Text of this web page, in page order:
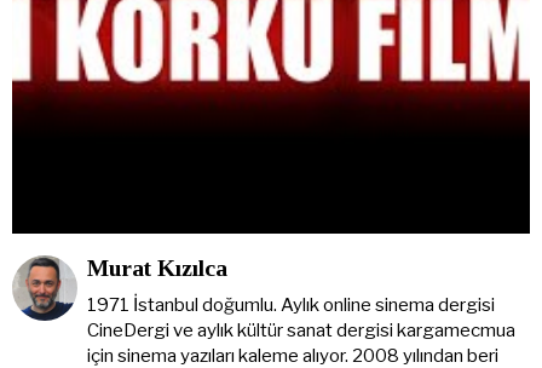
Murat Kızılca
1971 İstanbul doğumlu. Aylık online sinema dergisi
CineDergi ve aylık kültür sanat dergisi kargamecmua
için sinema yazıları kaleme alıyor. 2008 yılından beri